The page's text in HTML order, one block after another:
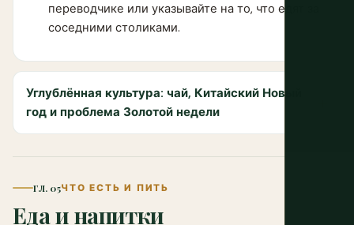
переводчике или указывайте на то, что едят за
соседними столиками.
Углублённая культура: чай, Китайский Новый
год и проблема Золотой недели
ГЛ. 05ЧТО ЕСТЬ И ПИТЬ
Еда и напитки